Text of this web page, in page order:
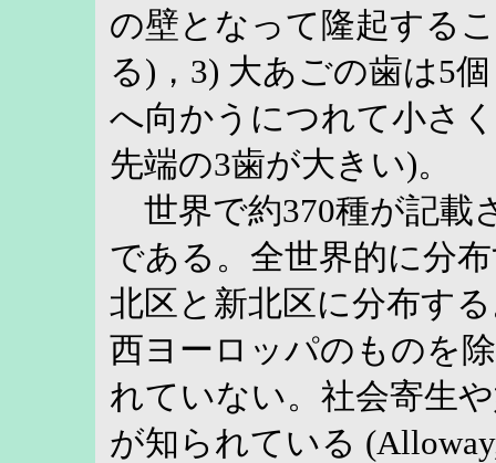
の壁となって隆起する
る)，3) 大あごの歯は5
へ向かうにつれて小さ
先端の3歯が大きい)。
世界で約370種が記載
である。全世界的に分
北区と新北区に分布す
西ヨーロッパのものを
れていない。社会寄生
が知られている